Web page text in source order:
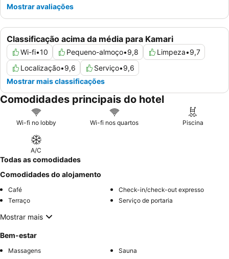
Classificação acima da média para Kamari
Wi-fi•10 Pequeno-almoço•9,8 Limpeza•9,7
Localização•9,6 Serviço•9,6
Mostrar mais classificações
Mostrar avaliações
Comodidades principais do hotel
Wi-fi no lobby Wi-fi nos quartos Piscina
A/C
Todas as comodidades
Comodidades do alojamento
Café
Check-in/check-out expresso
Terraço
Serviço de portaria
Mostrar mais
Bem-estar
Massagens
Sauna